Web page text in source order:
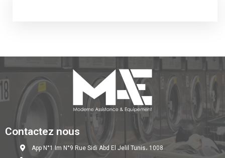
Contactez nous
App N°1 Im N°9 Rue Sidi Abd El Jelil Tunis، 1008